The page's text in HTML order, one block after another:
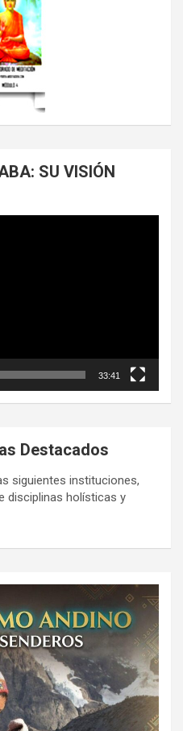
SU VISIÓN
33:41
Destacados
siguientes instituciones,
disciplinas holísticas y